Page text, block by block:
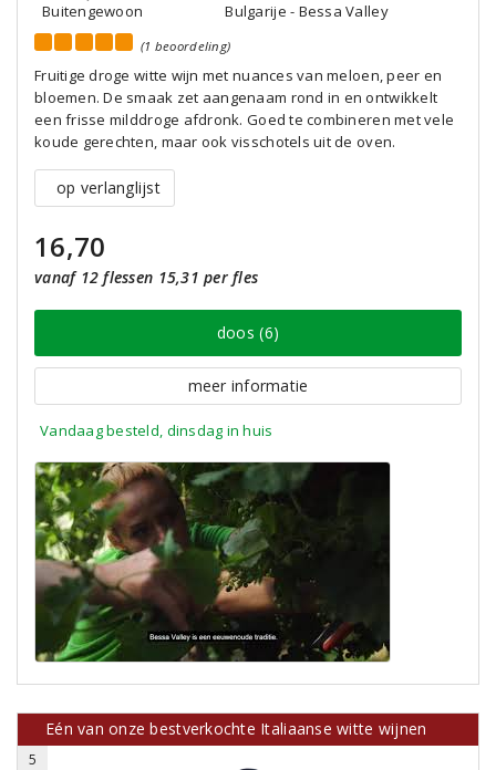
Buitengewoon Bulgarije - Bessa Valley
(1 beoordeling)
Fruitige droge witte wijn met nuances van meloen, peer en
bloemen. De smaak zet aangenaam rond in en ontwikkelt
een frisse milddroge afdronk. Goed te combineren met vele
koude gerechten, maar ook visschotels uit de oven.
op verlanglijst
16,70
vanaf 12 flessen 15,31 per fles
doos (6)
meer informatie
Vandaag besteld, dinsdag in huis
Eén van onze bestverkochte Italiaanse witte wijnen
5